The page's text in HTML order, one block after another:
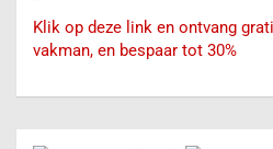
Klik op deze link en ontvang
vakman, en bespaar tot 30%